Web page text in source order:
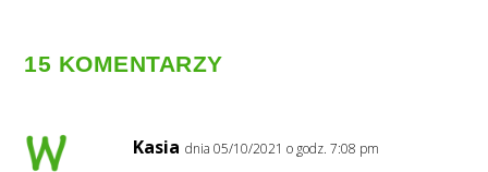
15 KOMENTARZY
Kasia dnia 05/10/2021 o godz. 7:08 pm